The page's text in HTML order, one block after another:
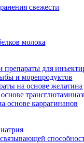
свежести
молока
препараты для
и морепродуктов
на основе желатина
основе каррагинанов